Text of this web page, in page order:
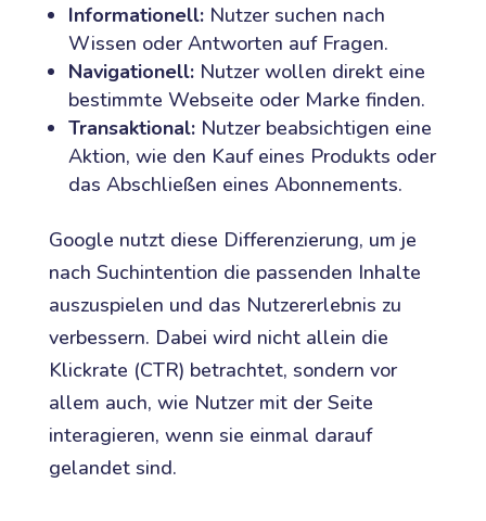
Informationell:Nutzer suchen nach
Wissen oder Antworten auf Fragen.
Navigationell:Nutzer wollen direkt eine
bestimmte Webseite oder Marke finden.
Transaktional:Nutzer beabsichtigen eine
Aktion, wie den Kauf eines Produkts oder
das Abschließen eines Abonnements.
Google nutzt diese Differenzierung, um je
nach Suchintention die passenden Inhalte
auszuspielen und das Nutzererlebnis zu
verbessern. Dabei wird nicht allein die
Klickrate (CTR) betrachtet, sondern vor
allem auch, wie Nutzer mit der Seite
interagieren, wenn sie einmal darauf
gelandet sind.